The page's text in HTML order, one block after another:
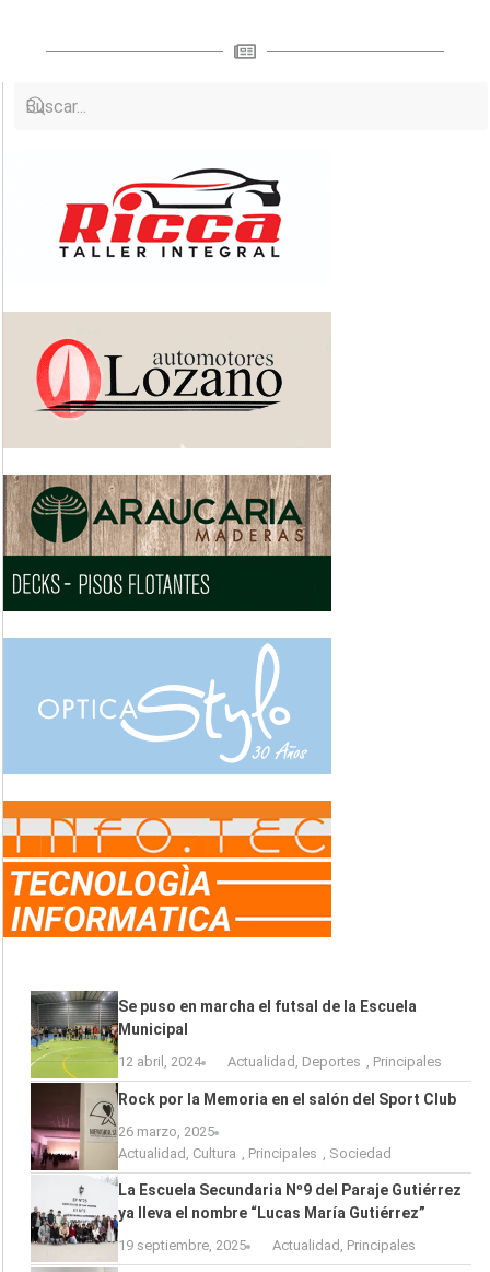
Se puso en marcha el futsal de la Escuela
Municipal
12 abril, 2024 Actualidad , Deportes , Principales
Rock por la Memoria en el salón del Sport Club
26 marzo, 2025
Actualidad , Cultura , Principales , Sociedad
La Escuela Secundaria Nº9 del Paraje Gutiérrez
ya lleva el nombre “Lucas María Gutiérrez”
19 septiembre, 2025 Actualidad , Principales